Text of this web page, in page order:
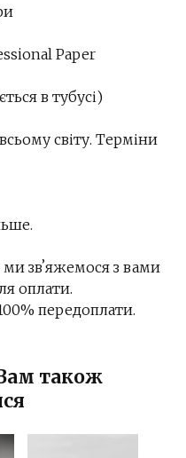
Paper
в тубусі)
світу. Терміни
ми звʼяжемося з вами
оплати.
передоплати.
також